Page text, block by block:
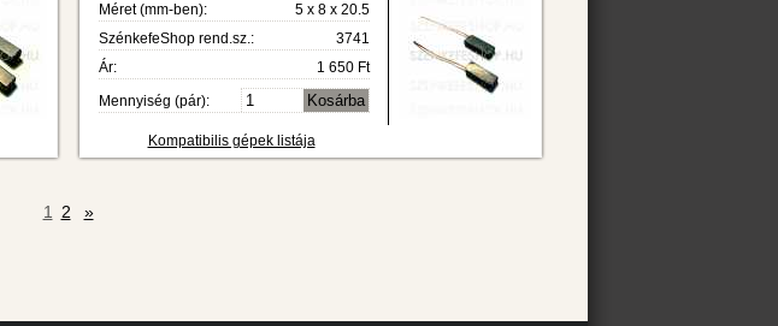
Méret (mm-ben):
5 x 8 x 20.5
SzénkefeShop rend.sz.:
3741
Ár:
1 650 Ft
Mennyiség (pár):
Kompatibilis gépek listája
1 2 »